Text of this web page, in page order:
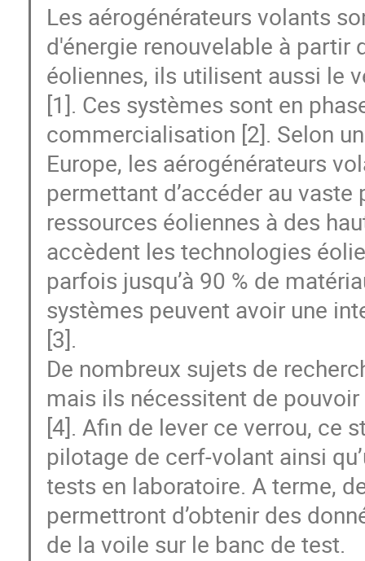
Les aérogénérateurs volants
d'énergie renouvelable à partir
éoliennes, ils utilisent aussi le
[1]. Ces systèmes sont en
commercialisation [2]. Selon
Europe, les aérogénérateurs
permettant d’accéder au
ressources éoliennes à des
accèdent les technologies
parfois jusqu’à 90 % de
systèmes peuvent avoir une
[3].
De nombreux sujets de
mais ils nécessitent de
[4]. Afin de lever ce verrou, ce
pilotage de cerf-volant ainsi
tests en laboratoire. A terme,
permettront d’obtenir des
de la voile sur le banc de test.